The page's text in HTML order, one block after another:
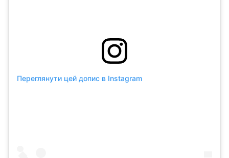
Переглянути цей допис в Instagram